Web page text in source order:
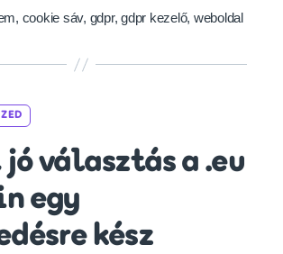
, cookie sáv, gdpr,gdpr kezelő, weboldal
választás a .eu
egy
kész